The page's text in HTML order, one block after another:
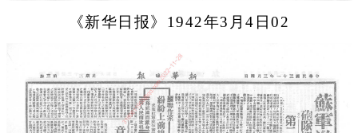
《新华日报》1942年3月4日02